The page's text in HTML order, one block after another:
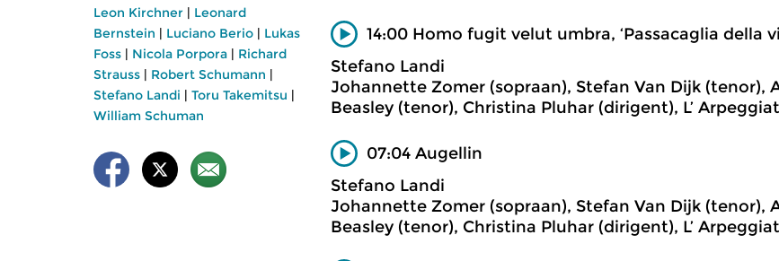
Leon Kirchner | Leonard
Bernstein | Luciano Berio | Lukas
Foss | Nicola Porpora | Richard
Strauss | Robert Schumann |
Stefano Landi | Toru Takemitsu |
William Schuman
14:00 Homo fugit velut umbra, ‘Passacaglia della
Stefano Landi
Johannette Zomer (sopraan), Stefan Van Dijk (tenor),
Beasley (tenor), Christina Pluhar (dirigent), L’
07:04 Augellin
Stefano Landi
Johannette Zomer (sopraan), Stefan Van Dijk (tenor),
Beasley (tenor), Christina Pluhar (dirigent), L’